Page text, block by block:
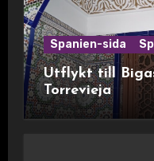
Spanien-sida
Utflykt till
Torrevieja